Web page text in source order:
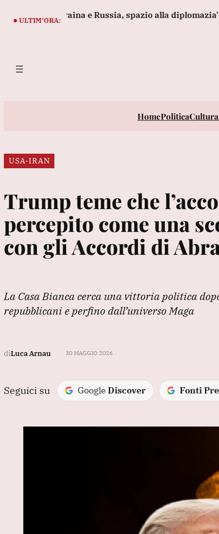
ULTIM’ORA:
in Ucraina e Russia, spazio alla diplomazia'
HomePoliticaCultura
USA-IRAN
Trump teme che
percepito come una
con gli Accordi di
La Casa Bianca cerca una vittoria politica
repubblicani e perfino dall’universo Maga
diLuca Arnau 30 MAGGIO 2026
Seguici su Google Discover Fonti